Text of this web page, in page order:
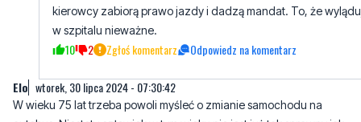
N wtorek, 30 lipca 2024 - 08:06:30
Ostrożności nigdy za wiele. A jeżeli ktoś uważa, że ma
pierwszeństwo niech się pakuje. Będzie miał satysfakcję, że
w szpitalu nieważne.
10 2 Zgłoś komentarz Odpowiedz na komentarz